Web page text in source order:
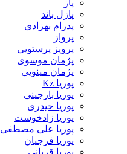
پاز
پازل باند
پدرام بهزادی
پرواز
پرویز پرستویی
پژمان موسوی
پژمان مینویی
پوریا Kz
پوریا بارجینی
پوریا حیدری
پوریا زادخوست
پوریا علی مصطفی
پوریا فرجیان